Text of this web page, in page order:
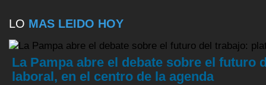
LO MAS LEIDO HOY
La Pampa abre el debate sobre el
laboral, en el centro de la agenda